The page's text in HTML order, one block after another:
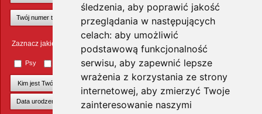
śledzenia, aby poprawić jakość
przeglądania w następujących
celach: aby umożliwić
podstawową funkcjonalność
serwisu, aby zapewnić lepsze
wrażenia z korzystania ze strony
internetowej, aby zmierzyć Twoje
zainteresowanie naszymi
Zaznacz jakie zwierzęta Cię interesują
Psy Małe ssaki Ptaki Inne zwierzęta